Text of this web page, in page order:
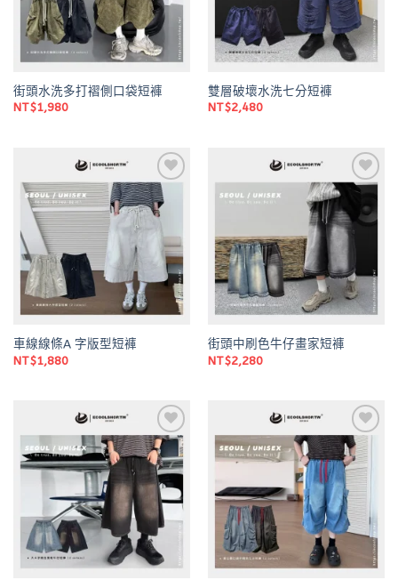
街頭水洗多打褶側口袋短褲
NT$1,980
雙層破壞水洗七分短褲
NT$2,480
Add to
wishlist
車線線條A 字版型短褲
NT$1,880
Add to
wishlist
街頭中刷色牛仔畫家短褲
NT$2,280
Add to
wishlist
Add to
wishlist